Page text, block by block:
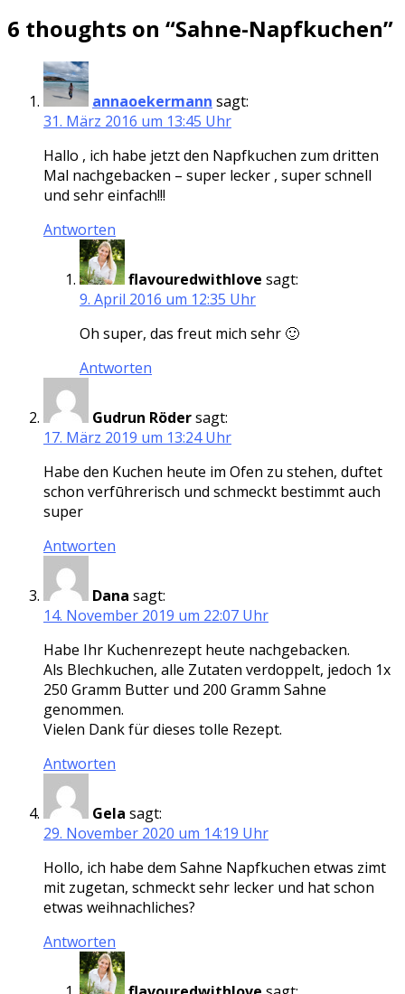
6 thoughts on “Sahne-Napfkuchen”
annaoekermann sagt:
31. März 2016 um 13:45 Uhr
Hallo , ich habe jetzt den Napfkuchen zum dritten
Mal nachgebacken – super lecker , super schnell
und sehr einfach!!!
Antworten
flavouredwithlove sagt:
9. April 2016 um 12:35 Uhr
Oh super, das freut mich sehr 🙂
Antworten
Gudrun Rödersagt:
17. März 2019 um 13:24 Uhr
Habe den Kuchen heute im Ofen zu stehen, duftet
schon verfūhrerisch und schmeckt bestimmt auch
super
Antworten
Dana sagt:
14. November 2019 um 22:07 Uhr
Habe Ihr Kuchenrezept heute nachgebacken.
Als Blechkuchen, alle Zutaten verdoppelt, jedoch 1x
250 Gramm Butter und 200 Gramm Sahne
genommen.
Vielen Dank für dieses tolle Rezept.
Antworten
Gela sagt:
29. November 2020 um 14:19 Uhr
Hollo, ich habe dem Sahne Napfkuchen etwas zimt
mit zugetan, schmeckt sehr lecker und hat schon
etwas weihnachliches?
Antworten